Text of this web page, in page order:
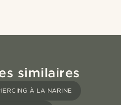
similaires
À LA NARINE